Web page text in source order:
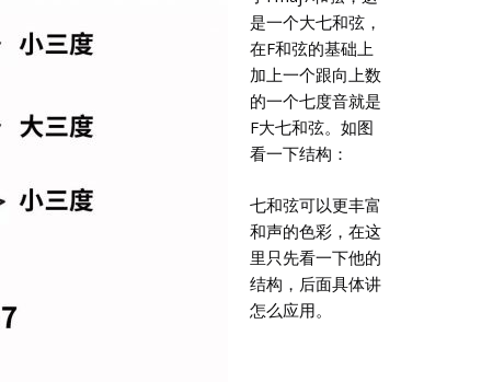
是一个大七和弦，
在F和弦的基础上
加上一个跟向上数
的一个七度音就是
F大七和弦。如图
看一下结构：
七和弦可以更丰富
和声的色彩，在这
里只先看一下他的
结构，后面具体讲
怎么应用。